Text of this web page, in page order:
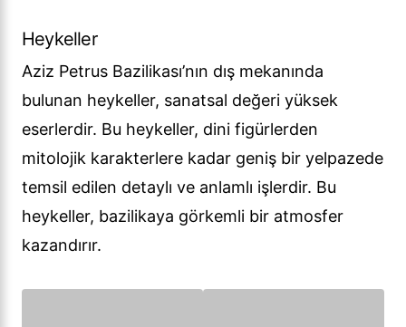
Heykeller
Aziz Petrus Bazilikası’nın dış mekanında
bulunan heykeller, sanatsal değeri yüksek
eserlerdir. Bu heykeller, dini figürlerden
mitolojik karakterlere kadar geniş bir yelpazede
temsil edilen detaylı ve anlamlı işlerdir. Bu
heykeller, bazilikaya görkemli bir atmosfer
kazandırır.